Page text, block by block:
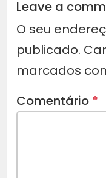
Leave a
O seu
publicado.
marcados
Comentário *